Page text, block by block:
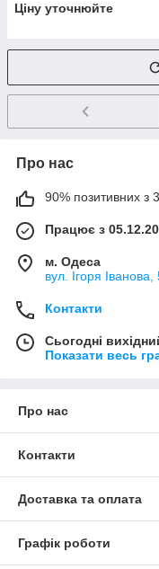
Ціну уточнюйте
Про нас
90% позитивних з
Працює з
м. Одеса
вул. Ігоря
Контакти
Сьогодні
Показати весь
Про нас
Контакти
Доставка та оплата
Графік роботи